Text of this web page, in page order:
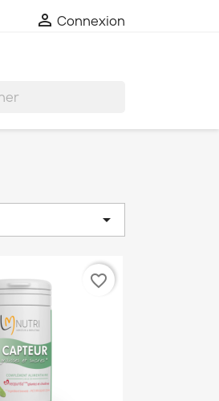
 Connexion

favorite_border